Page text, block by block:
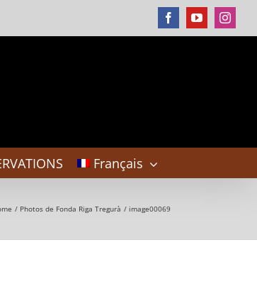
FacebookYouTube
Français
Photos de Fonda Riga Tregurà image00069